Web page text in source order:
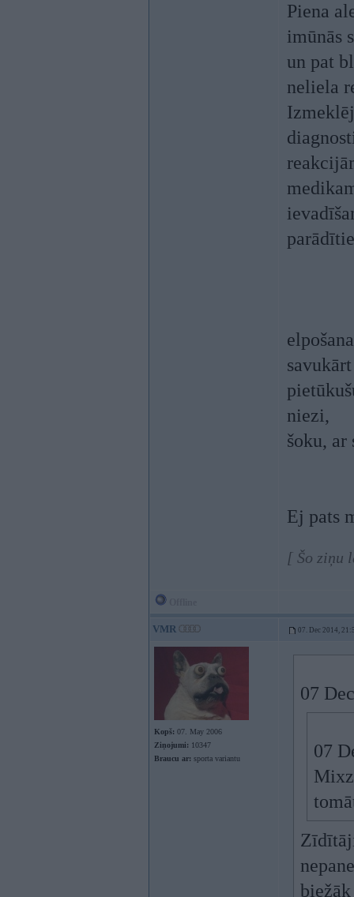
Piena
imūnās
un pat
neliela
niezi,
šoku, ar
Ej pats
[ Šo ziņu
VMR 07. Dec 2014,
Kopš: 07. May 2006
Ziņojumi: 10347
Braucu ar: sporta variantu
07
07